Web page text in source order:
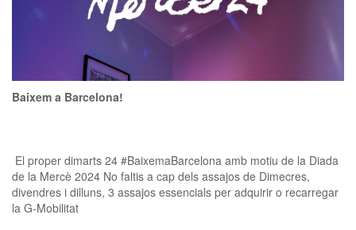
Baixem a Barcelona!
El proper dimarts 24 #BaixemaBarcelona amb motiu de la Diada
de la Mercè 2024 No faltis a cap dels assajos de Dimecres,
divendres i dilluns, 3 assajos essencials per adquirir o recarregar
la G-Mobilitat